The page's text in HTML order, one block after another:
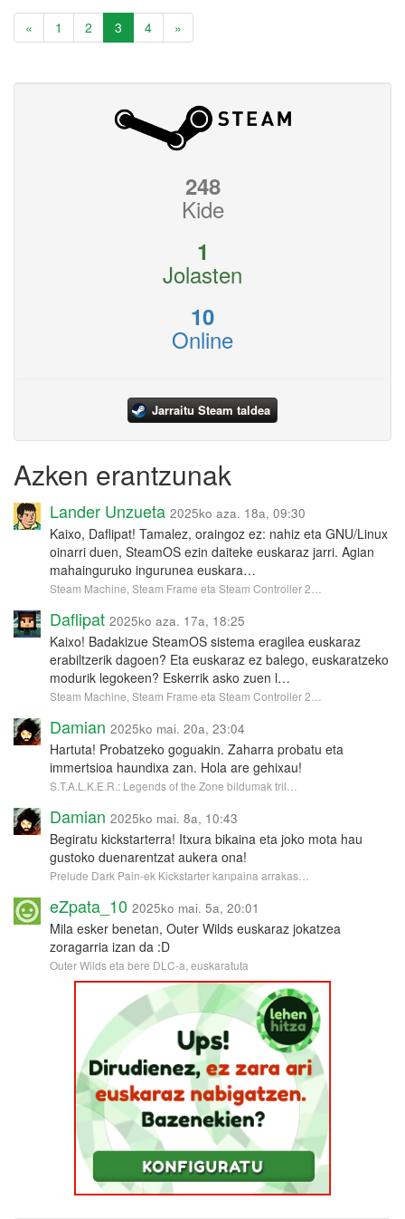
« 1 2 3 4 »
248
Kide
1
Jolasten
10
Online
Jarraitu Steam taldea
Azken erantzunak
Lander Unzueta 2025ko aza. 18a, 09:30
Kaixo, Daflipat! Tamalez, oraingoz ez: nahiz eta GNU/Linux
oinarri duen, SteamOS ezin daiteke euskaraz jarri. Agian
mahainguruko ingurunea euskara…
Steam Machine, Steam Frame eta Steam Controller 2…
Daflipat 2025ko aza. 17a, 18:25
Kaixo! Badakizue SteamOS sistema eragilea euskaraz
erabiltzerik dagoen? Eta euskaraz ez balego, euskaratzeko
modurik legokeen? Eskerrik asko zuen l…
Steam Machine, Steam Frame eta Steam Controller 2…
Damian 2025ko mai. 20a, 23:04
Hartuta! Probatzeko goguakin. Zaharra probatu eta
immertsioa haundixa zan. Hola are gehixau!
S.T.A.L.K.E.R.: Legends of the Zone bildumak tril…
Damian 2025ko mai. 8a, 10:43
Begiratu kickstarterra! Itxura bikaina eta joko mota hau
gustoko duenarentzat aukera ona!
Prelude Dark Pain-ek Kickstarter kanpaina arrakas…
eZpata_10 2025ko mai. 5a, 20:01
Mila esker benetan, Outer Wilds euskaraz jokatzea
zoragarria izan da :D
Outer Wilds eta bere DLC-a, euskaratuta